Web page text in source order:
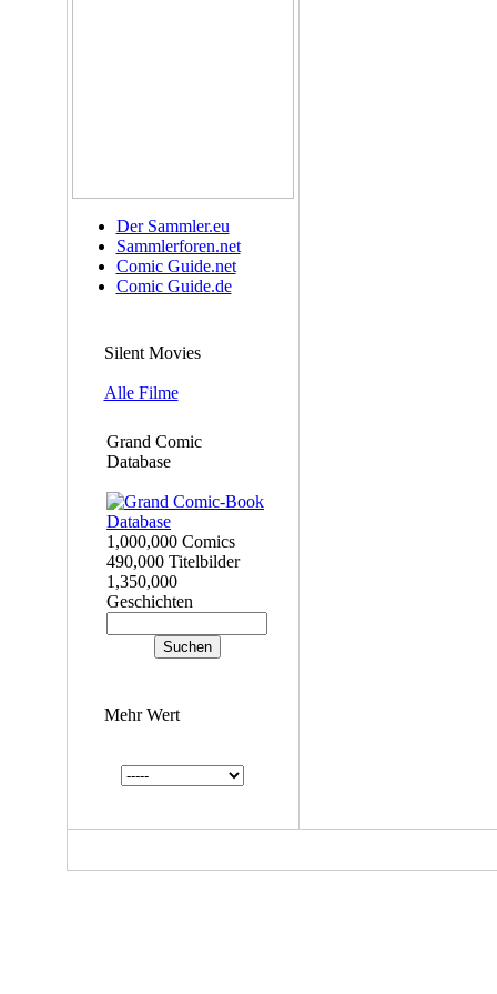
Der Sammler.eu
Sammlerforen.net
Comic Guide.net
Comic Guide.de
Silent Movies
Alle Filme
Grand Comic
Database
1,000,000 Comics
490,000 Titelbilder
1,350,000
Geschichten
Mehr Wert